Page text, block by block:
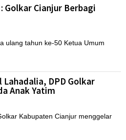
Golkar Cianjur Berbagi
ulang tahun ke-50 Ketua Umum
Lahadalia, DPD Golkar
Anak Yatim
Kabupaten Cianjur menggelar